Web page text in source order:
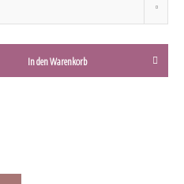
In denWarenkorb